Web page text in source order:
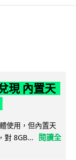
現 內置天
使用，但內置天
對 8GB...
閱讀全